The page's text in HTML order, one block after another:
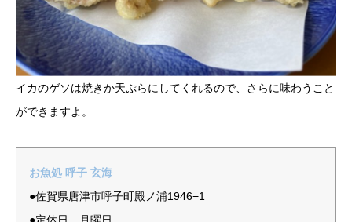
イカのゲソは焼きか天ぷらにしてくれるので、さらに味わうこと
ができますよ。
お魚処 呼子 玄海
●佐賀県唐津市呼子町殿ノ浦1946−1